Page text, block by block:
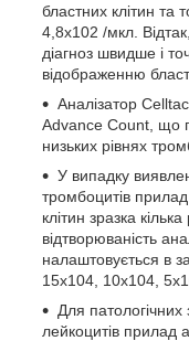
бластних клітин та
4,8х102 /мкл.
діагноз швидше і
відображенню
Аналізатор
Advance Count, що
низьких рівнях
У випадку
тромбоцитів
клітин зразка
відтворюваність
налаштовується в
15х104, 10х104,
Для патологічних
лейкоцитів прилад